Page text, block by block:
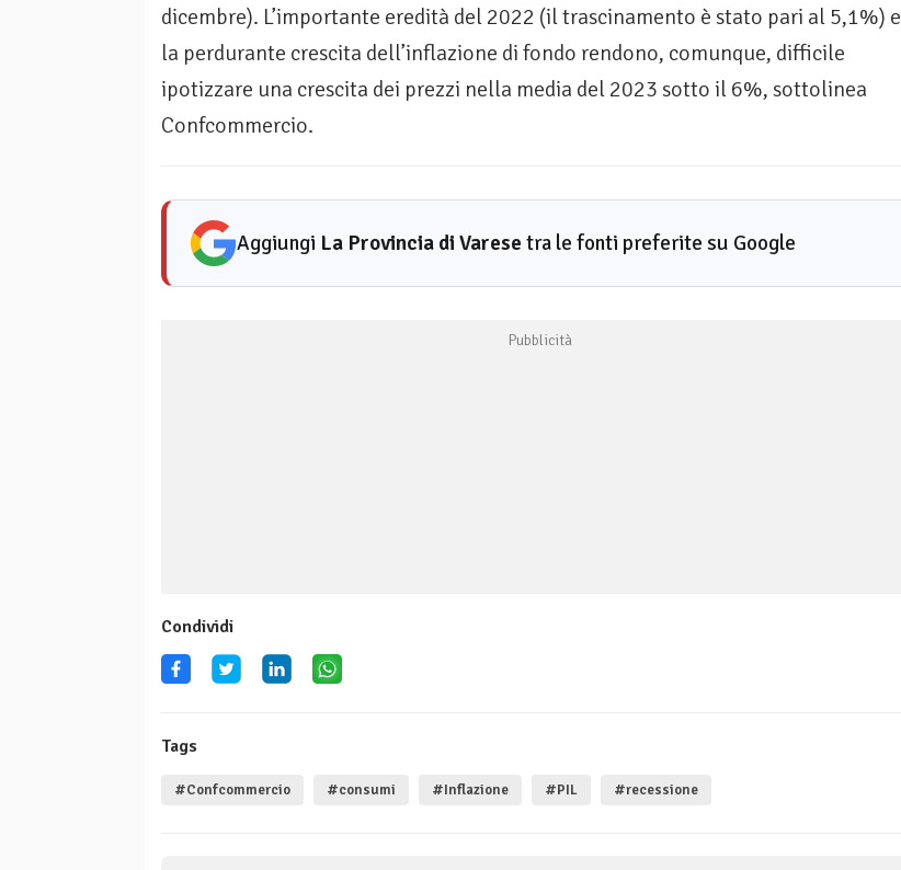
dicembre). L’importante eredità del 2022 (il trascinamento è stato pari al 5,1%) e
la perdurante crescita dell’inflazione di fondo rendono, comunque, difficile
ipotizzare una crescita dei prezzi nella media del 2023 sotto il 6%, sottolinea
Confcommercio.
Aggiungi La Provincia di Varese tra le fonti preferite su Google
Condividi
Tags
#Confcommercio #consumi #Inflazione #PIL #recessione